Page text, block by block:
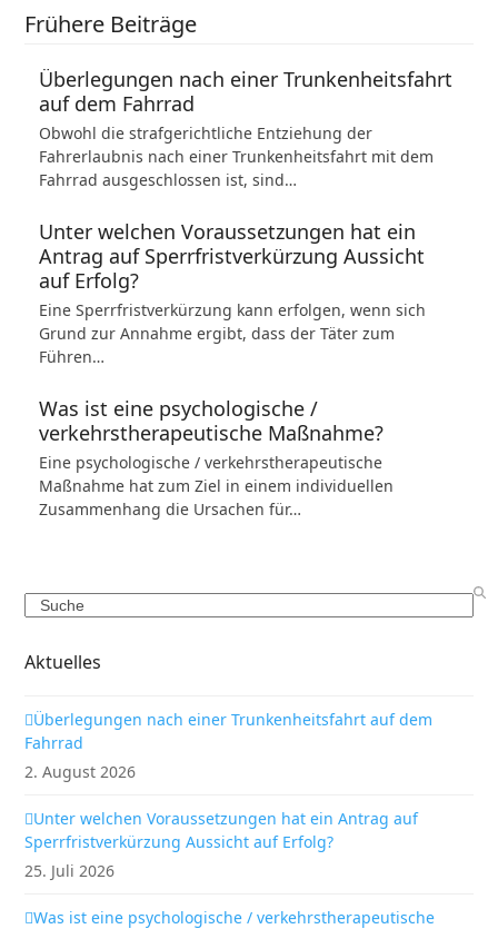
Frühere Beiträge
Überlegungen nach einer Trunkenheitsfahrt
auf dem Fahrrad
Obwohl die strafgerichtliche Entziehung der
Fahrerlaubnis nach einer Trunkenheitsfahrt mit dem
Fahrrad ausgeschlossen ist, sind…
Unter welchen Voraussetzungen hat ein
Antrag auf Sperrfristverkürzung Aussicht
auf Erfolg?
Eine Sperrfristverkürzung kann erfolgen, wenn sich
Grund zur Annahme ergibt, dass der Täter zum
Führen…
Was ist eine psychologische /
verkehrstherapeutische Maßnahme?
Eine psychologische / verkehrstherapeutische
Maßnahme hat zum Ziel in einem individuellen
Zusammenhang die Ursachen für…
Search
Aktuelles
Überlegungen nach einer Trunkenheitsfahrt auf dem
Fahrrad
2. August 2026
Unter welchen Voraussetzungen hat ein Antrag auf
Sperrfristverkürzung Aussicht auf Erfolg?
25. Juli 2026
Was ist eine psychologische / verkehrstherapeutische